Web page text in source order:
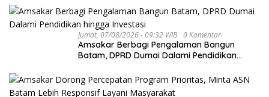
Jumat, 07/08/2026 - 09:32 WIB 0 Komentar
Amsakar Berbagi Pengalaman Bangun
Batam, DPRD Dumai Dalami Pendidikan